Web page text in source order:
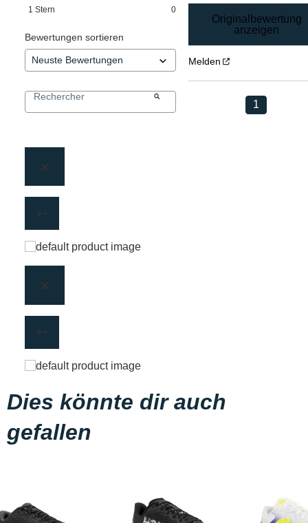
1 Stern 0
Bewertungen sortieren
Originalbewertung
anzeigen
Melden
1
Dies könnte dir auch
gefallen